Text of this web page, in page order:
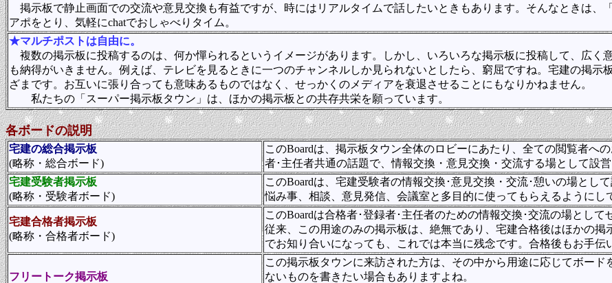
掲示板で静止画面での交流や意見交換も有益ですが、時にはリアルタイムで話したいときもあります。そんなときは、
アポをとり、気軽にchatでおしゃべりタイム。
★マルチポストは自由に。
複数の掲示板に投稿するのは、何か憚られるというイメージがあります。しかし、いろいろな掲示板に投稿して、広く
も納得がいきません。例えば、テレビを見るときに一つのチャンネルしか見られないとしたら、窮屈ですね。宅建の掲示
ざまです。お互いに張り合っても意味あるものではなく、せっかくのメディアを衰退させることにもなりかねません。
私たちの「スーパー掲示板タウン」は、ほかの掲示板との共存共栄を願っています。
各ボードの説明
宅建の総合掲示板
(略称・総合ボード)
このBoardは、掲示板タウン全体のロビーにあたり、全ての閲覧者へ
者･主任者共通の話題で、情報交換・意見交換・交流する場として設営
宅建受験者掲示板
(略称・受験者ボード)
このBoardは、宅建受験者の情報交換･意見交換・交流･憩いの場として
悩み事、相談、意見発信、会議室と多目的に使ってもらえるようにし
宅建合格者掲示板
(略称・合格者ボード)
このBoardは合格者･登録者･主任者のための情報交換･交流の場として
従来、この用途のみの掲示板は、絶無であり、宅建合格後はほかの
でお知り合いになっても、これでは本当に残念です。合格後もお手伝
フリートーク掲示板
この掲示板タウンに来訪された方は、その中から用途に応じてボー
ないものを書きたい場合もありますよね。